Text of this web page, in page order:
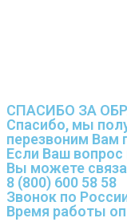
СПАСИБО ЗА
Спасибо, мы
перезвоним Вам
Если Ваш вопрос
Вы можете
8 (800) 600 58 58
Звонок по
Время работы